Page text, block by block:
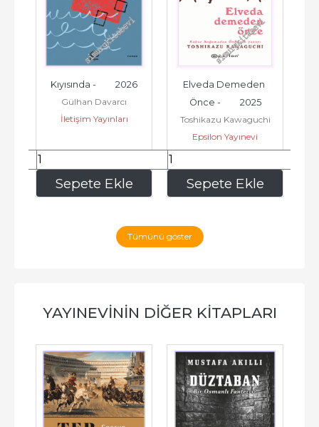
Sepete Ekle
Kıyısında -         2026
Gülhan Davarcı
İletişim Yayınları
229,40 Sepete Ekle
Elveda Demeden
Önce -         2025
Toshikazu Kawaguchi
Epsilon Yayınevi
258,75
Tümünü göster
YAYINEVININ DIĞER KITAPLARI